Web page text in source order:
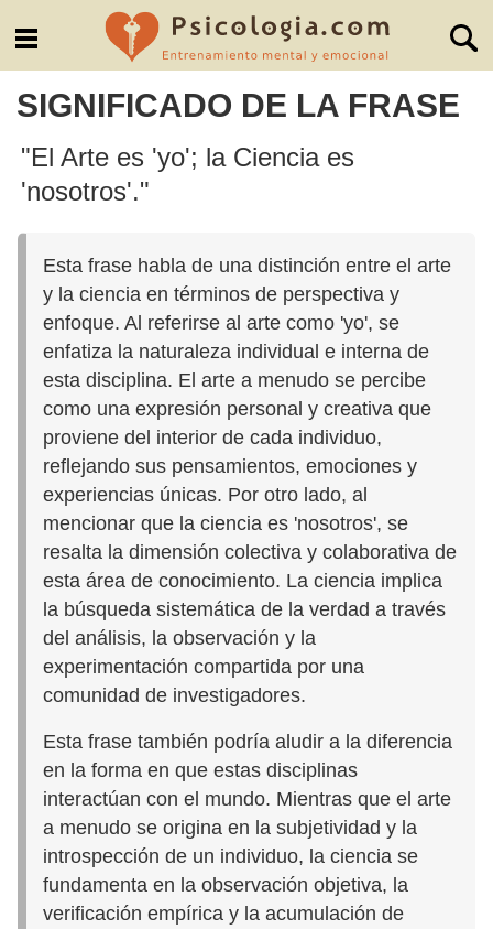
SIGNIFICADO DE LA FRASE
"El Arte es 'yo'; la Ciencia es
'nosotros'."
Esta frase habla de una distinción entre el arte
y la ciencia en términos de perspectiva y
enfoque. Al referirse al arte como 'yo', se
enfatiza la naturaleza individual e interna de
esta disciplina. El arte a menudo se percibe
como una expresión personal y creativa que
proviene del interior de cada individuo,
reflejando sus pensamientos, emociones y
experiencias únicas. Por otro lado, al
mencionar que la ciencia es 'nosotros', se
resalta la dimensión colectiva y colaborativa de
esta área de conocimiento. La ciencia implica
la búsqueda sistemática de la verdad a través
del análisis, la observación y la
experimentación compartida por una
comunidad de investigadores.
Esta frase también podría aludir a la diferencia
en la forma en que estas disciplinas
interactúan con el mundo. Mientras que el arte
a menudo se origina en la subjetividad y la
introspección de un individuo, la ciencia se
fundamenta en la observación objetiva, la
verificación empírica y la acumulación de